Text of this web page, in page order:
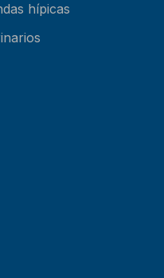
hípicas